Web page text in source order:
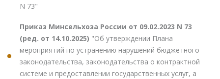
N 73"
Приказ Минсельхоза России от 09.02.2023 N 73
(ред. от 14.10.2025) "Об утверждении Плана
мероприятий по устранению нарушений бюджетного
законодательства, законодательства о контрактной
системе и предоставлении государственных услуг, а